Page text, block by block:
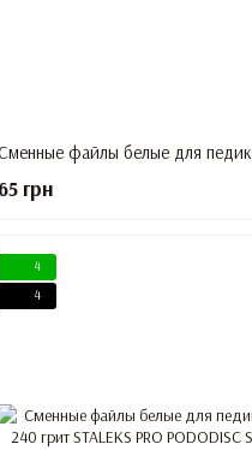
65 грн
4
4